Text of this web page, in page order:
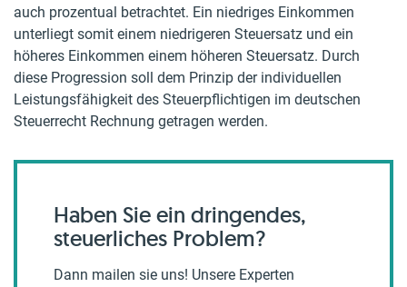
auch prozentual betrachtet. Ein niedriges Einkommen
unterliegt somit einem niedrigeren Steuersatz und ein
höheres Einkommen einem höheren Steuersatz. Durch
diese Progression soll dem Prinzip der individuellen
Leistungsfähigkeit des Steuerpflichtigen im deutschen
Steuerrecht Rechnung getragen werden.
Haben Sie ein dringendes,
steuerliches Problem?
Dann mailen sie uns! Unsere Experten